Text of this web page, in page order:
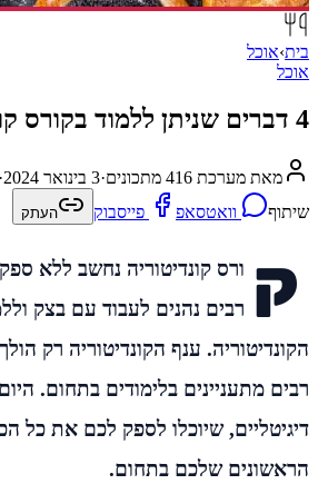
בית›אוכל
אוכל
4 דברים שניתן ללמוד בקורס קונדיטוריה
מאת מערכת 416 מתכונים ·3 בינואר 2024 ·
שיתוף
וואטסאפ פייסבוק העתק
ק ורס קונדיטוריה נחשב ללא
רבים נהנים לעבוד עם בצק
הקונדיטוריה. ענף הקונדיטוריה רק
רבים מתעניינים בלימודים בתחום.
דיגיטליים, שיוכלו לספק לכם את
הראשונים שלכם בתחום.